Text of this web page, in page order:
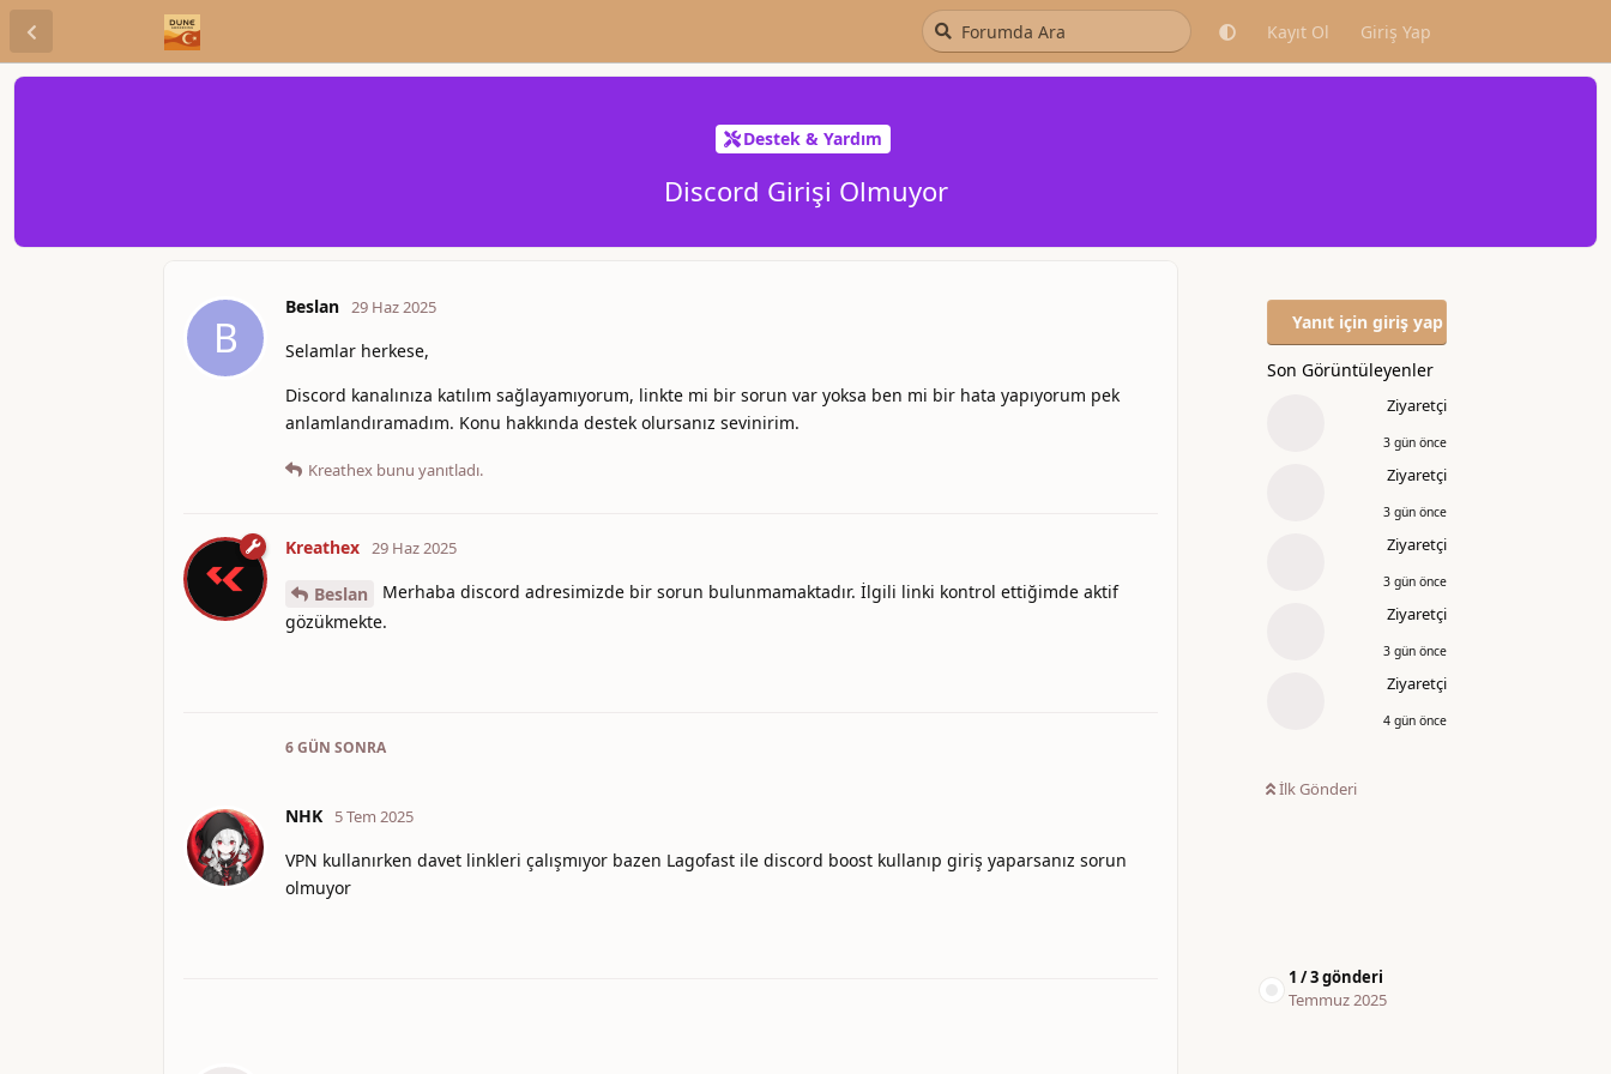
Kayıt Ol Giriş Yap
Destek & Yardım
Discord Girişi Olmuyor
Yanıt için giriş yap
Son Görüntüleyenler
Ziyaretçi
3 gün önce
Ziyaretçi
3 gün önce
Ziyaretçi
3 gün önce
Ziyaretçi
3 gün önce
Ziyaretçi
4 gün önce
İlk Gönderi
1 /3gönderi
Temmuz 2025
B
Beslan 29 Haz 2025
Selamlar herkese,
Discord kanalınıza katılım sağlayamıyorum, linkte mi bir sorun var yoksa ben mi bir hata yapıyorum pek
anlamlandıramadım. Konu hakkında destek olursanız sevinirim.
Kreathex bunu yanıtladı.
Kreathex 29 Haz 2025
Beslan
Merhaba discord adresimizde bir sorun bulunmamaktadır. İlgili linki kontrol ettiğimde aktif
gözükmekte.
6 GÜN SONRA
NHK 5 Tem 2025
VPN kullanırken davet linkleri çalışmıyor bazen Lagofast ile discord boost kullanıp giriş yaparsanız sorun
olmuyor